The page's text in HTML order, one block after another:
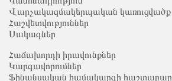
Վարչակազմակերպական կառուցվածք
Հաշվետվություններ
Սակագներ
Հաճախորդի իրավունքներ
Կարգավորումներ
Ֆինանսական համակարգի հաշտարար